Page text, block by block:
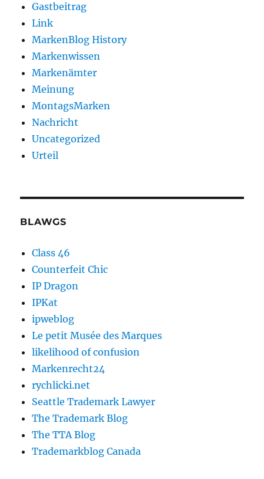
Gastbeitrag
Link
MarkenBlog History
Markenwissen
Markenämter
Meinung
MontagsMarken
Nachricht
Uncategorized
Urteil
BLAWGS
Class 46
Counterfeit Chic
IP Dragon
IPKat
ipweblog
Le petit Musée des Marques
likelihood of confusion
Markenrecht24
rychlicki.net
Seattle Trademark Lawyer
The Trademark Blog
The TTA Blog
Trademarkblog Canada